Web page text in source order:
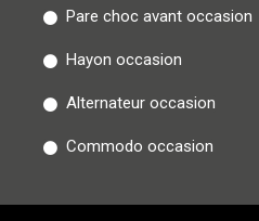
Pare choc avant occasion
Hayon occasion
Alternateur occasion
Commodo occasion